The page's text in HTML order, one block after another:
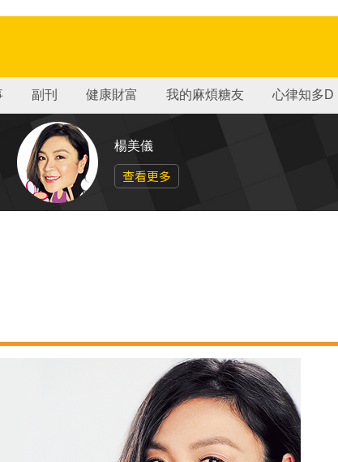
副刊 健康財富 我的麻煩糖友 心律知多D
楊美儀
查看更多